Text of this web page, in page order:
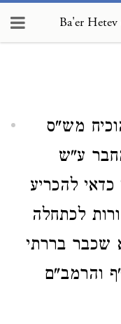
מש"ס
ע"ש
להכריע
לכתחלה
שכבר בררתי
והרמב"ם